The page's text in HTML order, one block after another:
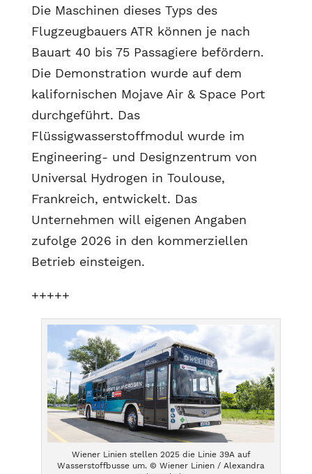
Die Maschinen dieses Typs des
Flugzeugbauers ATR können je nach
Bauart 40 bis 75 Passagiere befördern.
Die Demonstration wurde auf dem
kalifornischen Mojave Air & Space Port
durchgeführt. Das
Flüssigwasserstoffmodul wurde im
Engineering- und Designzentrum von
Universal Hydrogen in Toulouse,
Frankreich, entwickelt. Das
Unternehmen will eigenen Angaben
zufolge 2026 in den kommerziellen
Betrieb einsteigen.
+++++
Wiener Linien stellen 2025 die Linie 39A auf
Wasserstoffbusse um. © Wiener Linien / Alexandra